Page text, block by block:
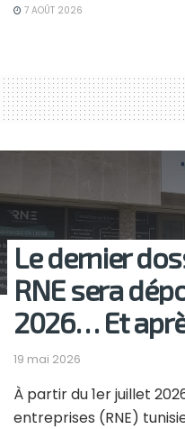
7 AOÛT 2026
Le dernier
RNE sera
2026… Et
19 mai 2026
À partir du 1er juillet
entreprises (RNE)